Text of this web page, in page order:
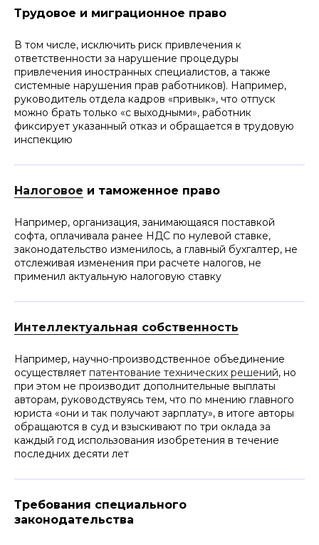
Трудовое и миграционное право
В том числе, исключить риск привлечения к
ответственности за нарушение процедуры
привлечения иностранных специалистов, а также
системные нарушения прав работников). Например,
руководитель отдела кадров «привык», что отпуск
можно брать только «с выходными», работник
фиксирует указанный отказ и обращается в трудовую
инспекцию
Налоговое и таможенное право
Например, организация, занимающаяся поставкой
софта, оплачивала ранее НДС по нулевой ставке,
законодательство изменилось, а главный бухгалтер, не
отслеживая изменения при расчете налогов, не
применил актуальную налоговую ставку
Интеллектуальная собственность
Например, научно-производственное объединение
осуществляет патентование технических решений, но
при этом не производит дополнительные выплаты
авторам, руководствуясь тем, что по мнению главного
юриста «они и так получают зарплату», в итоге авторы
обращаются в суд и взыскивают по три оклада за
каждый год использования изобретения в течение
последних десяти лет
Требования специального
законодательства
day-to-day поддержка
необходимые документы и системы,
сопровождать их с позиции комплаенс-
рисков, обеспечивая
работоспособность
Red flag due diligence. Риск-
ориентированный подход к оценке
новых и старых проектов – мы не
говорим клиенту «все плохо, Вам нужно
закрывать бизнес» или «это запрещено,
возможности, там, где другие видят
Разрабатываем индивидуальные
отрасли и самого клиента. Программы
проверок включают в себя множество
элементов, в том числе методологию
проверки самих процедур и
специальные контрольные точки